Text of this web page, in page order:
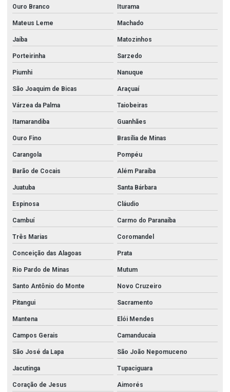
Ouro Branco Iturama
Mateus Leme Machado
Jaíba Matozinhos
Porteirinha Sarzedo
Piumhi Nanuque
São Joaquim de Bicas Araçuaí
Várzea da Palma Taiobeiras
Itamarandiba Guanhães
Ouro Fino Brasília de Minas
Carangola Pompéu
Barão de Cocais Além Paraíba
Juatuba Santa Bárbara
Espinosa Cláudio
Cambuí Carmo do Paranaíba
Três Marias Coromandel
Conceição das Alagoas Prata
Rio Pardo de Minas Mutum
Santo Antônio do Monte Novo Cruzeiro
Pitangui Sacramento
Mantena Elói Mendes
Campos Gerais Camanducaia
São José da Lapa São João Nepomuceno
Jacutinga Tupaciguara
Coração de Jesus Aimorés